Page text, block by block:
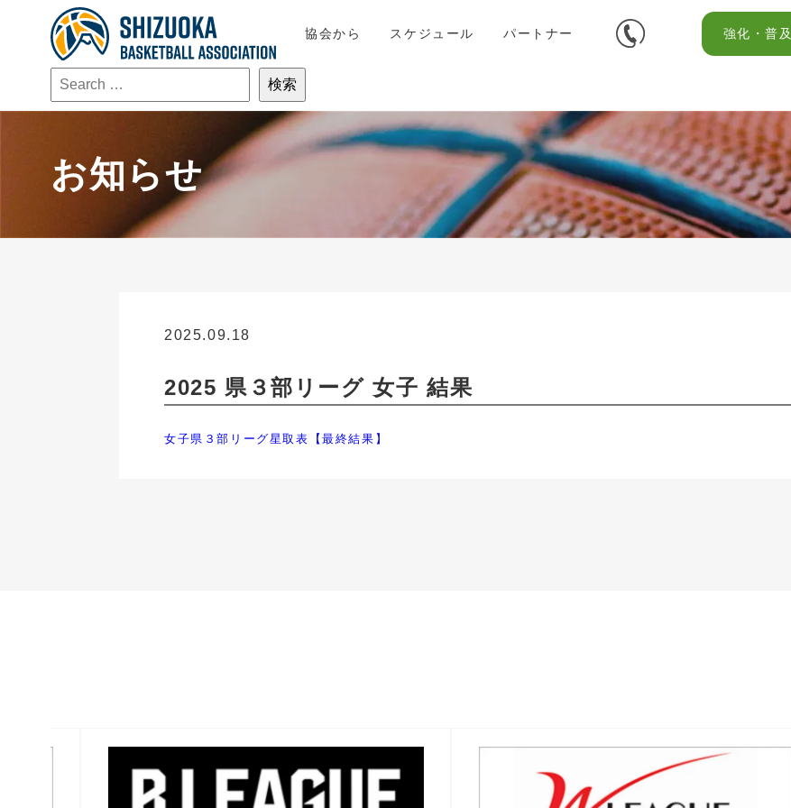
協会から スケジュール パートナー 強化・普及
お知らせ
2025.09.18
2025 県３部リーグ 女子 結果
女子県３部リーグ星取表【最終結果】
バナー一覧